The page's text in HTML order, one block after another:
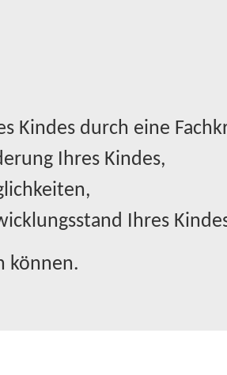
Kindes durch eine
Ihres Kindes,
Ihres
können.